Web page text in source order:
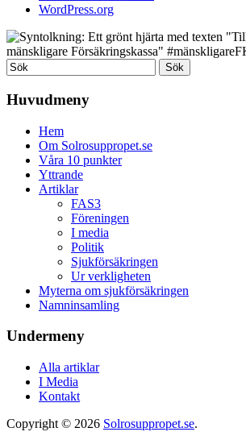
WordPress.org
Huvudmeny
Hem
Om Solrosuppropet.se
Våra 10 punkter
Yttrande
Artiklar
FAS3
Föreningen
I media
Politik
Sjukförsäkringen
Ur verkligheten
Myterna om sjukförsäkringen
Namninsamling
Undermeny
Alla artiklar
I Media
Kontakt
Copyright © 2026 Solrosuppropet.se.